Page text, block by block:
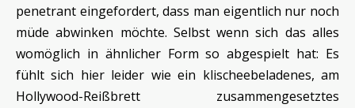
penetrant eingefordert, dass man eigentlich nur noch
müde abwinken möchte. Selbst wenn sich das alles
womöglich in ähnlicher Form so abgespielt hat: Es
fühlt sich hier leider wie ein klischeebeladenes, am
Hollywood-Reißbrett zusammengesetztes